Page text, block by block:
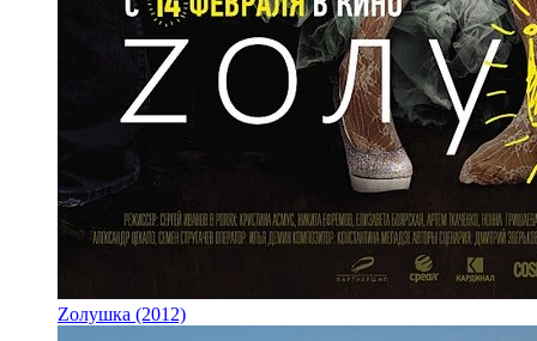
Zолушка (2012)